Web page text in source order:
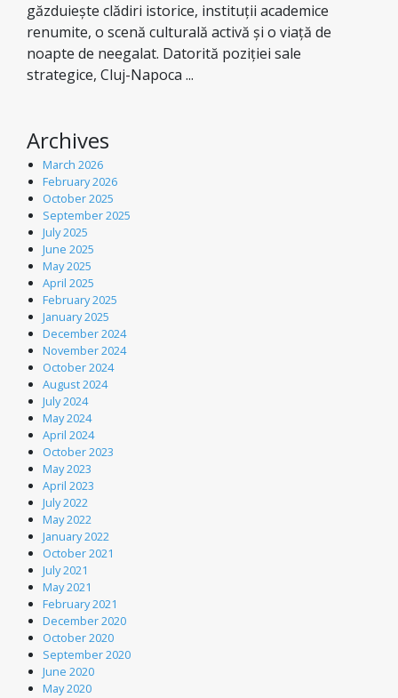
găzduiește clădiri istorice, instituții academice
renumite, o scenă culturală activă și o viață de
noapte de neegalat. Datorită poziției sale
strategice, Cluj-Napoca ...
Archives
March 2026
February 2026
October 2025
September 2025
July 2025
June 2025
May 2025
April 2025
February 2025
January 2025
December 2024
November 2024
October 2024
August 2024
July 2024
May 2024
April 2024
October 2023
May 2023
April 2023
July 2022
May 2022
January 2022
October 2021
July 2021
May 2021
February 2021
December 2020
October 2020
September 2020
June 2020
May 2020